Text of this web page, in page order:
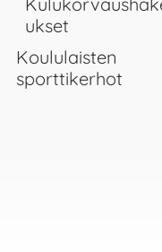
ukset
Koululaisten
sporttikerhot